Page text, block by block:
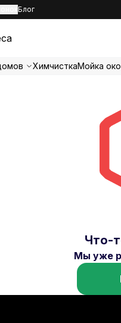
Блог
ХимчисткаМойка
Что-
Мы уже